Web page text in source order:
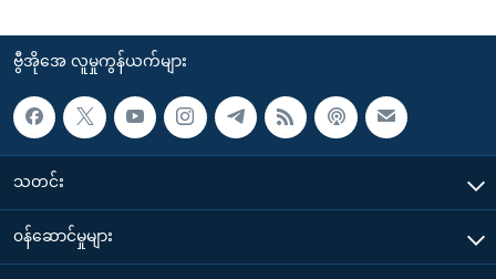
ဗွီအိုအေ လူမှုကွန်ယက်များ
သတင်း
၀န်ဆောင်မှုများ